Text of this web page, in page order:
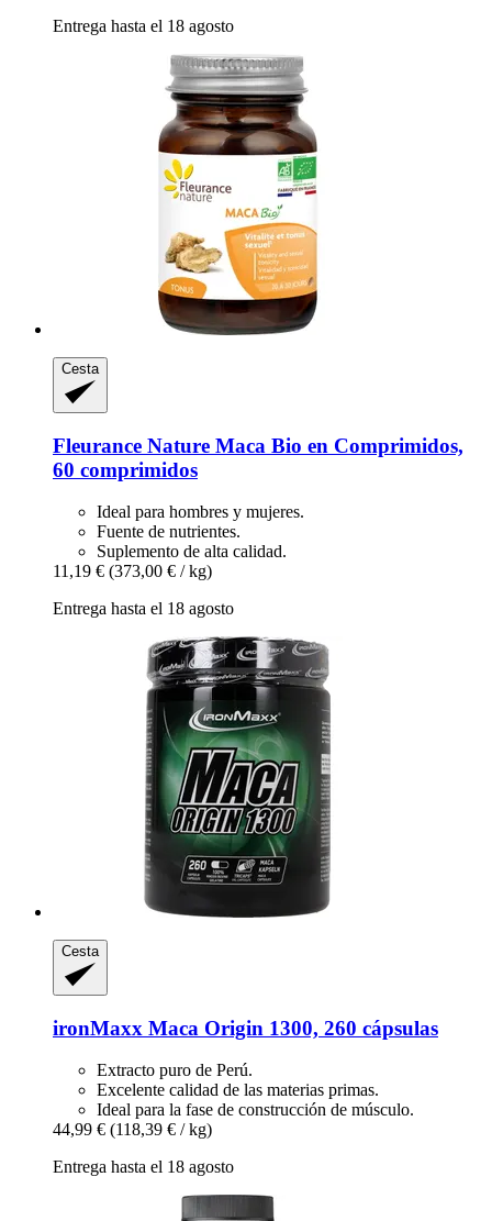
Entrega hasta el 18 agosto
Cesta
Fleurance Nature Maca Bio en Comprimidos,
60 comprimidos
Ideal para hombres y mujeres.
Fuente de nutrientes.
Suplemento de alta calidad.
11,19 € (373,00 € / kg)
Entrega hasta el 18 agosto
Cesta
ironMaxx Maca Origin 1300, 260 cápsulas
Extracto puro de Perú.
Excelente calidad de las materias primas.
Ideal para la fase de construcción de músculo.
44,99 € (118,39 € / kg)
Entrega hasta el 18 agosto